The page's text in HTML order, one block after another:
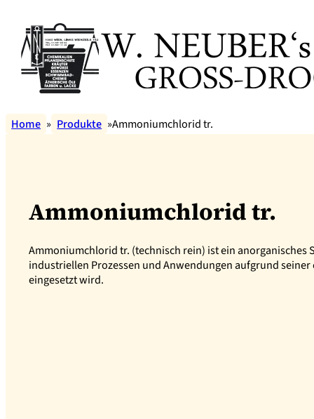
Home Produkte Ammoniumchlorid tr.
Ammoniumchlorid tr.
Ammoniumchlorid tr. (technisch rein) ist ein anorganisches
industriellen Prozessen und Anwendungen aufgrund
eingesetzt wird.